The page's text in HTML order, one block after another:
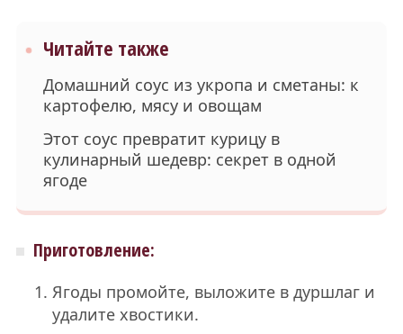
Читайте также
Домашний соус из укропа и сметаны: к
картофелю, мясу и овощам
Этот соус превратит курицу в
кулинарный шедевр: секрет в одной
ягоде
Приготовление:
Ягоды промойте, выложите в дуршлаг и
удалите хвостики.